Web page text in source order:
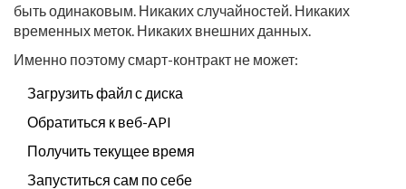
быть одинаковым. Никаких случайностей. Никаких
временных меток. Никаких внешних данных.
Именно поэтому смарт-контракт не может:
Загрузить файл с диска
Обратиться к веб-API
Получить текущее время
Запуститься сам по себе